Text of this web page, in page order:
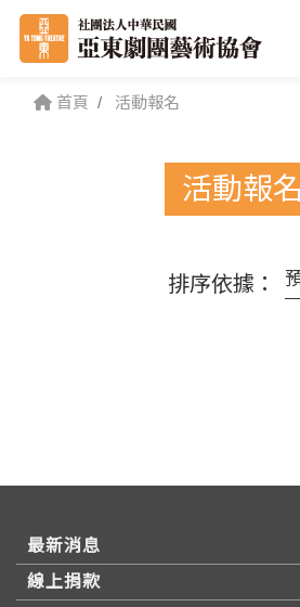
首頁 活動報名
活動報名
排序依據：
最新消息
線上捐款